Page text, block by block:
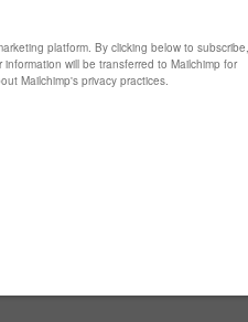
« ASCO 2017 : et si
Podcast
du podcast, la